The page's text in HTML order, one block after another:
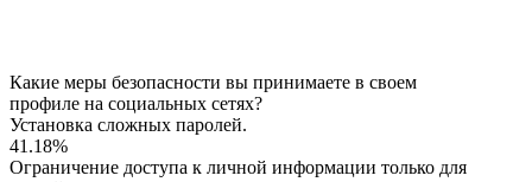
Какие меры безопасности вы принимаете в своем
профиле на социальных сетях?
Установка сложных паролей.
41.18%
Ограничение доступа к личной информации только для